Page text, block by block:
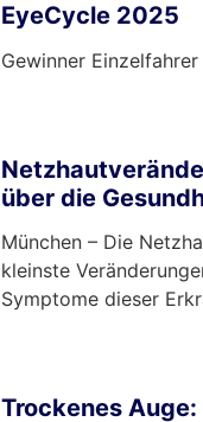
EyeCycle 2025
Gewinner
über die
München – Die
kleinste
Symptome dieser
Trockenes